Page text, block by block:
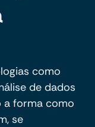
como
de dados
a forma como
se